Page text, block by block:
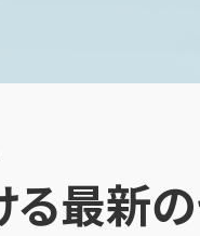
最新